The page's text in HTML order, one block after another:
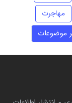
مهاجرت
موضوعات